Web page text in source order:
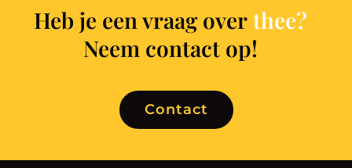
Heb je een vraag over
Neem contact op!
Contact